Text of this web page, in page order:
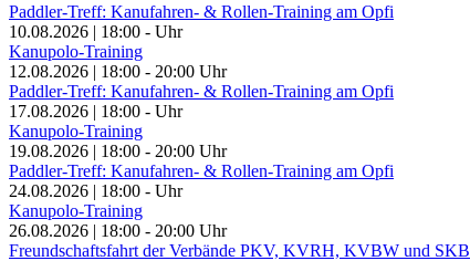
Paddler-Treff: Kanufahren- & Rollen-Training am Opfi
10.08.2026 | 18:00 - Uhr
Kanupolo-Training
12.08.2026 | 18:00 - 20:00 Uhr
Paddler-Treff: Kanufahren- & Rollen-Training am Opfi
17.08.2026 | 18:00 - Uhr
Kanupolo-Training
19.08.2026 | 18:00 - 20:00 Uhr
Paddler-Treff: Kanufahren- & Rollen-Training am Opfi
24.08.2026 | 18:00 - Uhr
Kanupolo-Training
26.08.2026 | 18:00 - 20:00 Uhr
Freundschaftsfahrt der Verbände PKV, KVRH, KVBW und SKB